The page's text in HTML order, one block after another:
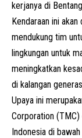
kerjanya di
Kendaraan ini
mendukung tim
lingkungan untuk
meningkatkan
di kalangan
Upaya ini
Corporation
Indonesia di